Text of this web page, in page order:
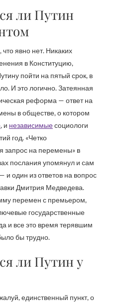
ли Путин
явно нет. Никаких
в Конституцию,
пойти на пятый срок, в
И это логично. Затеянная
реформа — ответ на
в обществе, о котором
, и независимыесоциологи
год. «Четко
запрос на перемены» в
послания упомянул и сам
и один из ответов на вопрос
Дмитрия Медведева.
перемен с премьером,
государственные
и все это время терявшим
бы трудно.
ли Путин у
единственный пункт, о